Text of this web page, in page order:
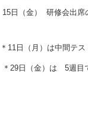
15日（金） 研修会出席
＊11日（月）は中間テ
＊29日（金）は 5週目